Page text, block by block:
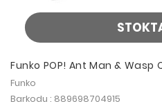
Funko POP! Ant Man &
Chase
Funko
Barkodu : 889698704915